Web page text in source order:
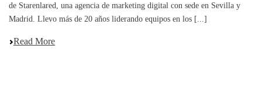
de Starenlared, una agencia de marketing digital con sede en Sevilla y
Madrid. Llevo más de 20 años liderando equipos en los [...]
Read More